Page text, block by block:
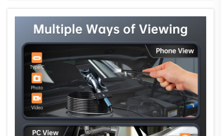
pananaliksik ay nangangailangan ng mga solusyon
sa imaging na maayos na nakaiintegrate sa umiiral
na mga mikro...